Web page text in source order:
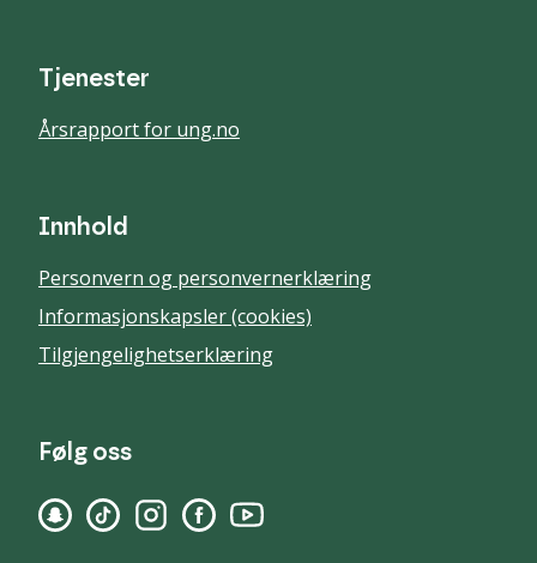
Tjenester
Årsrapport for ung.no
Innhold
Personvern og personvernerklæring
Informasjonskapsler (cookies)
Tilgjengelighetserklæring
Følg oss